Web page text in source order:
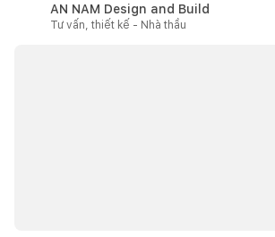
AN NAM Design and Build
Tư vấn, thiết kế - Nhà thầu